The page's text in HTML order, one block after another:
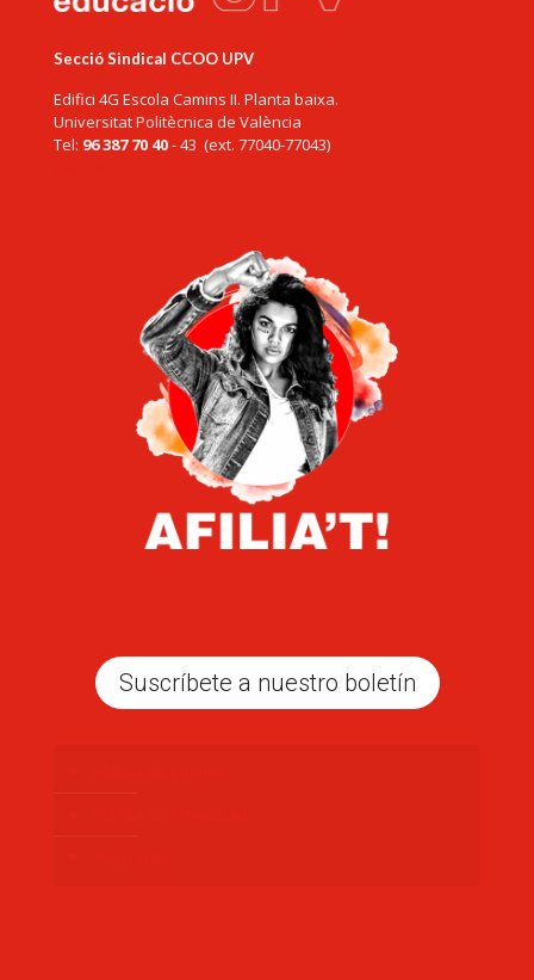
Secció Sindical CCOO UPV
Edifici 4G Escola Camins II. Planta baixa.
Universitat Politècnica de València
Tel: 96 387 70 40- 43 (ext. 77040-77043)
Suscríbete a nuestro boletín